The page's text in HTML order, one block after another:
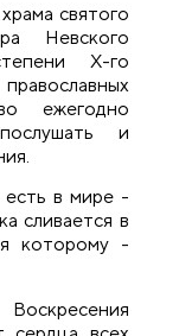
cвятого
Невского
X-го
ежегодно
и
есть в мире -
сливается в
которому -